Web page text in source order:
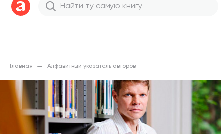
Главная Алфавитный указатель авторов